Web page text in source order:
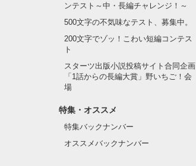
ンテスト～中・長編チャレンジ！～
500文字の不気味なテスト、募集中。
200文字でゾッ！こわい短編コンテス
ト
スターツ出版小説投稿サイト合同企画
「1話からの長編大賞」野いちご！会
場
特集・オススメ
特集バックナンバー
オススメバックナンバー